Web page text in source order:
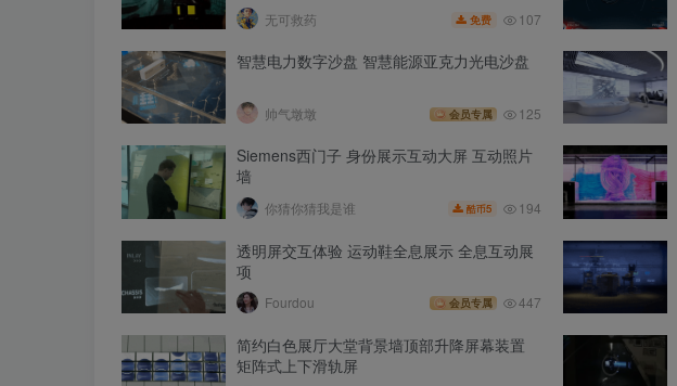
无可救药 免费 107
智慧电力数字沙盘 智慧能源亚克力光电沙盘
帅气墩墩 会员专属 125
Siemens西门子 身份展示互动大屏 互动照片
墙
你猜你猜我是谁 酷币5 194
透明屏交互体验 运动鞋全息展示 全息互动展
项
Fourdou 会员专属 447
简约白色展厅大堂背景墙顶部升降屏幕装置
矩阵式上下滑轨屏